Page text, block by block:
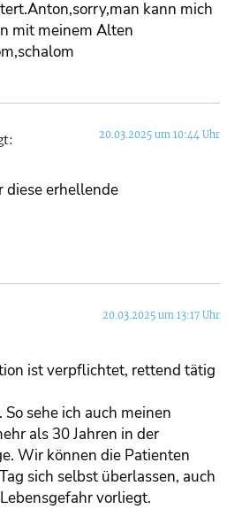
kann mich
mit meinem Alten
20.03.2025 um 10:44 Uhr
diese erhellende
20.03.2025 um 13:17 Uhr
ist verpflichtet, rettend tätig
sehe ich auch meinen
als 30 Jahren in der
Wir können die Patienten
sich selbst überlassen, auch
vorliegt.